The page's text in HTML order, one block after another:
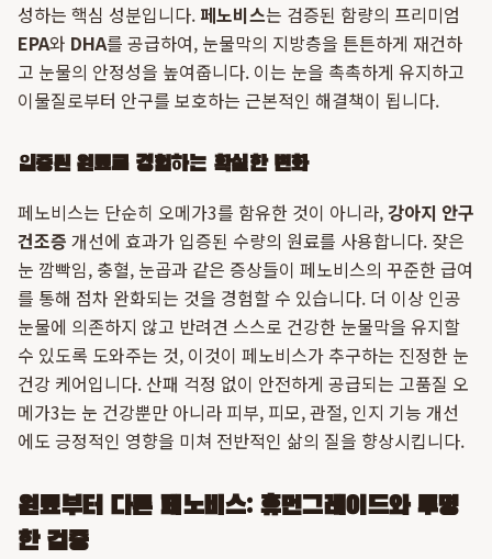
성하는 핵심 성분입니다. 페노비스는 검증된 함량의 프리미엄
EPA와 DHA를 공급하여, 눈물막의 지방층을 튼튼하게 재건하
고 눈물의 안정성을 높여줍니다. 이는 눈을 촉촉하게 유지하고
이물질로부터 안구를 보호하는 근본적인 해결책이 됩니다.
입증된 원료로 경험하는 확실한 변화
페노비스는 단순히 오메가3를 함유한 것이 아니라,강아지 안구
건조증 개선에 효과가 입증된 수량의 원료를 사용합니다. 잦은
눈 깜빡임, 충혈, 눈곱과 같은 증상들이 페노비스의 꾸준한 급여
를 통해 점차 완화되는 것을 경험할 수 있습니다. 더 이상 인공
눈물에 의존하지 않고 반려견 스스로 건강한 눈물막을 유지할
수 있도록 도와주는 것, 이것이 페노비스가 추구하는 진정한 눈
건강 케어입니다. 산패 걱정 없이 안전하게 공급되는 고품질 오
메가3는 눈 건강뿐만 아니라 피부, 피모, 관절, 인지 기능 개선
에도 긍정적인 영향을 미쳐 전반적인 삶의 질을 향상시킵니다.
원료부터 다른 페노비스: 휴먼그레이드와 투명
한 검증